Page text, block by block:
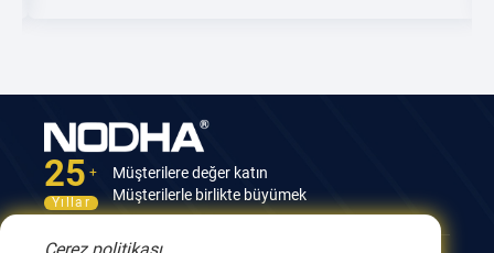
25 +
Yıllar
Müşterilere değer katın
Müşterilerle birlikte büyümek